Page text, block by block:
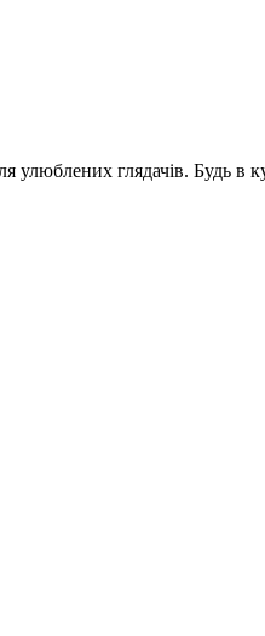
улюблених глядачів. Будь в